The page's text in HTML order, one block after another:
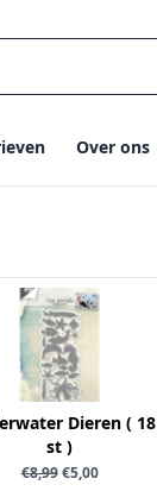
Over ons
Dieren ( 18
st )
€8,99€5,00